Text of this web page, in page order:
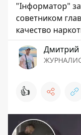
"Інформатор"
советником
качество
Дмитрий
👍